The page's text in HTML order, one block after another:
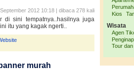
2012 10:18 | dibaca 278 kali
di sini tempatnya..hasilnya juga
itu yang kagak ngerti..
murah
Kios
Wisata
Agen
Tour